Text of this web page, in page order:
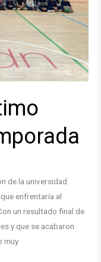
de la universidad
enfrentaría al
un resultado final de
y que se acabaron
muy